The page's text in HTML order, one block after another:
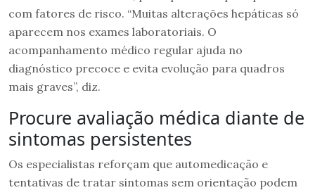
com fatores de risco. “Muitas alterações hepáticas só
aparecem nos exames laboratoriais. O
acompanhamento médico regular ajuda no
diagnóstico precoce e evita evolução para quadros
mais graves”, diz.
Procure avaliação médica diante de
sintomas persistentes
Os especialistas reforçam que automedicação e
tentativas de tratar sintomas sem orientação podem